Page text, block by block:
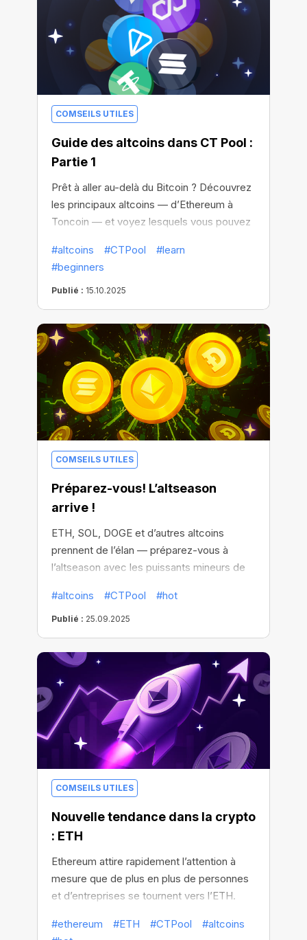
COMSEILS UTILES
Guide des altcoins dans CT Pool :
Partie 1
Prêt à aller au-delà du Bitcoin ? Découvrez
les principaux altcoins — d’Ethereum à
Toncoin — et voyez lesquels vous pouvez
#altcoins
#CTPool
#learn
#beginners
Publié : 15.10.2025
COMSEILS UTILES
Préparez-vous! L’altseason
arrive !
ETH, SOL, DOGE et d’autres altcoins
prennent de l’élan — préparez-vous à
l’altseason avec les puissants mineurs de
#altcoins
#CTPool #hot
Publié : 25.09.2025
COMSEILS UTILES
Nouvelle tendance dans la crypto
: ETH
Ethereum attire rapidement l’attention à
mesure que de plus en plus de personnes
et d’entreprises se tournent vers l’ETH.
#ethereum #ETH #CTPool
#altcoins